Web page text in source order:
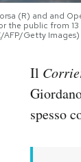
(R) and and
the public from 13
AFP/Getty Images)
Il
spesso